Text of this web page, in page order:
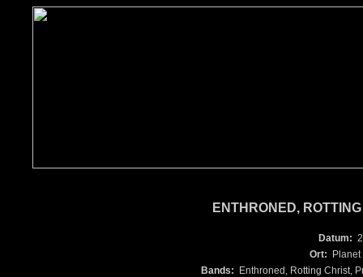
ENTHRONED,
Datum:
Ort:
Bands:
Enthroned, Rotting Christ,